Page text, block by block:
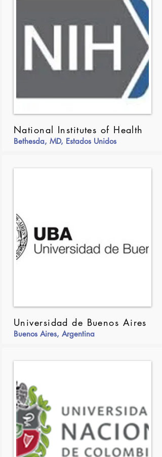
National Institutes of Health
Bethesda, MD, Estados Unidos
Universidad de Buenos Aires
Buenos Aires, Argentina